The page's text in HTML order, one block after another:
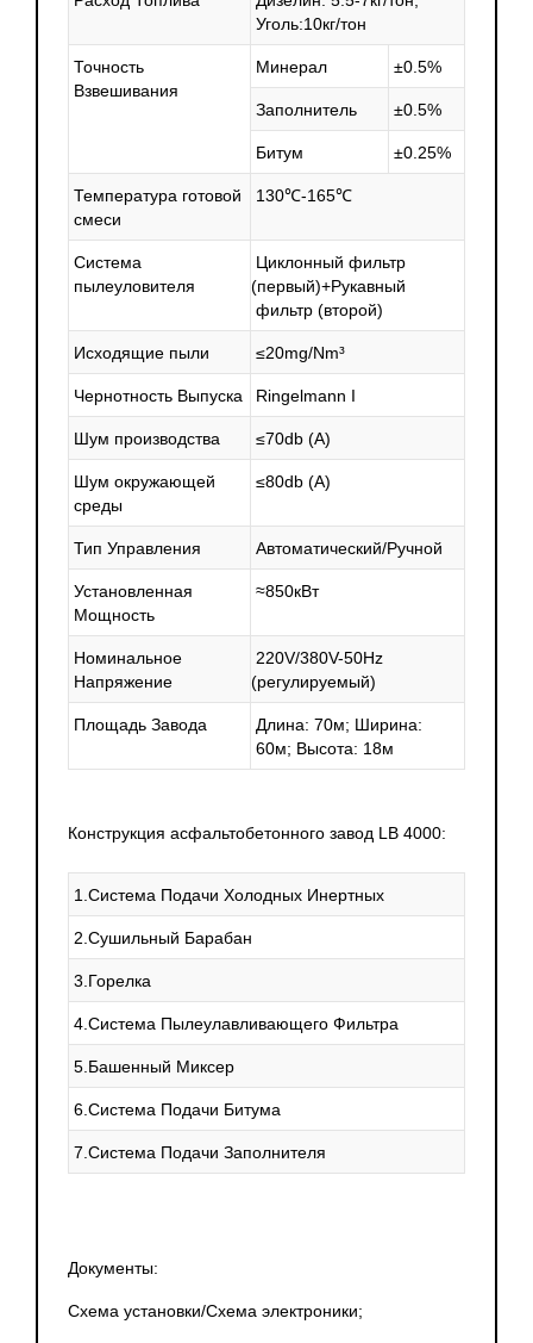
Уголь:10кг/тон
Точность
Взвешивания
Минерал ±0.5%
Заполнитель ±0.5%
Битум ±0.25%
Температура готовой
смеси
130℃-165℃
Система
пылеуловителя
Циклонный фильтр
(первый)+Рукавный
фильтр (второй)
Исходящие пыли ≤20mg/Nm³
Чернотность Выпуска Ringelmann I
Шум производства ≤70db (A)
Шум окружающей
среды
≤80db (A)
Тип Управления Автоматический/Ручной
Установленная
Мощность
≈850кВт
Номинальное
Напряжение
220V/380V-50Hz
(регулируемый)
Площадь Завода
Длина: 70м; Ширина:
60м; Высота: 18м
Конструкция асфальтобетонного завод LB 4000:
1.Система Подачи Холодных Инертных
2.Сушильный Барабан
3.Горелка
4.Система Пылеулавливающего Фильтра
5.Башенный Миксер
6.Система Подачи Битума
7.Система Подачи Заполнителя
Документы:
Схема установки/Схема электроники;